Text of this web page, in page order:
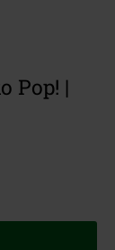
Pop! |